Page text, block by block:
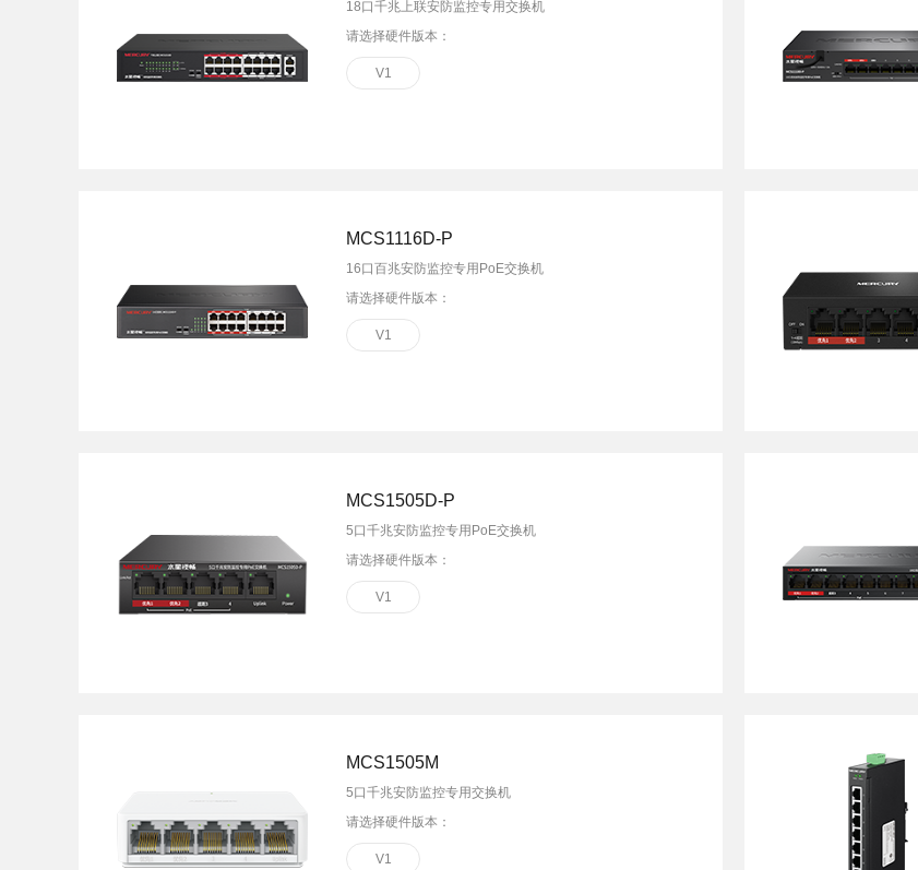
18口千兆上联安防监控专用交换机
请选择硬件版本：
V1
MCS1116D-P
16口百兆安防监控专用PoE交换机
请选择硬件版本：
V1
MCS1505D-P
5口千兆安防监控专用PoE交换机
请选择硬件版本：
V1
MCS1505M
5口千兆安防监控专用交换机
请选择硬件版本：
V1